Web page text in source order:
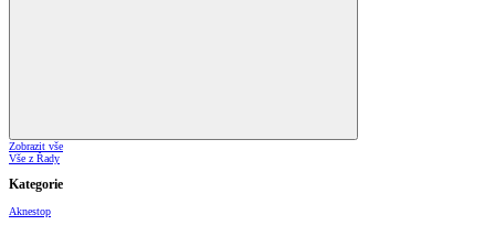
Zobrazit vše
Vše z Řady
Kategorie
Aknestop